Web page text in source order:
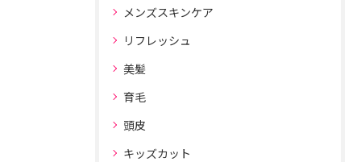
メンズスキンケア
リフレッシュ
美髪
育毛
頭皮
キッズカット